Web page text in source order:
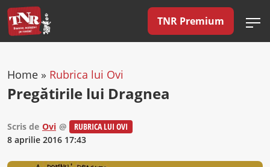
TNR Premium
Home » Rubrica lui Ovi
Pregătirile lui Dragnea
Scris de Ovi @
RUBRICA LUI OVI
8 aprilie 2016 17:43